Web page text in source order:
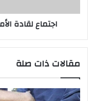
اجتماع لقادة
مقالات ذات صلة